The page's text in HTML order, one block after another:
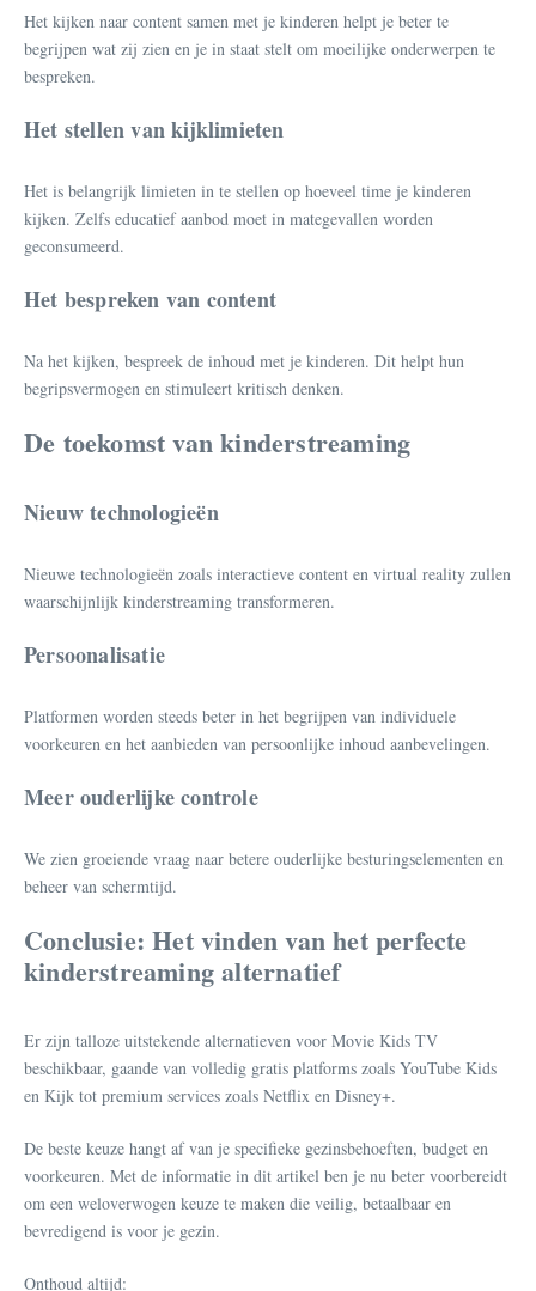
Het kijken naar content samen met je kinderen helpt je beter te
begrijpen wat zij zien en je in staat stelt om moeilijke onderwerpen te
bespreken.
Het stellen van kijklimieten
Het is belangrijk limieten in te stellen op hoeveel time je kinderen
kijken. Zelfs educatief aanbod moet in mategevallen worden
geconsumeerd.
Het bespreken van content
Na het kijken, bespreek de inhoud met je kinderen. Dit helpt hun
begripsvermogen en stimuleert kritisch denken.
De toekomst van kinderstreaming
Nieuw technologieën
Nieuwe technologieën zoals interactieve content en virtual reality zullen
waarschijnlijk kinderstreaming transformeren.
Persoonalisatie
Platformen worden steeds beter in het begrijpen van individuele
voorkeuren en het aanbieden van persoonlijke inhoud aanbevelingen.
Meer ouderlijke controle
We zien groeiende vraag naar betere ouderlijke besturingselementen en
beheer van schermtijd.
Conclusie: Het vinden van het perfecte
kinderstreaming alternatief
Er zijn talloze uitstekende alternatieven voor Movie Kids TV
beschikbaar, gaande van volledig gratis platforms zoals YouTube Kids
en Kijk tot premium services zoals Netflix en Disney+.
De beste keuze hangt af van je specifieke gezinsbehoeften, budget en
voorkeuren. Met de informatie in dit artikel ben je nu beter voorbereidt
om een weloverwogen keuze te maken die veilig, betaalbaar en
bevredigend is voor je gezin.
Onthoud altijd: